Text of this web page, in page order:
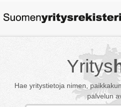
Yritys
Hae yritystietoja nimen,
palvelun